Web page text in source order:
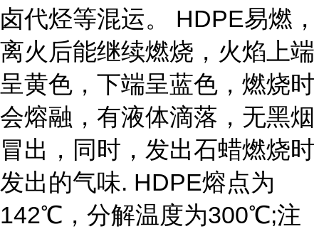
卤代烃等混运。 HDPE易燃，
离火后能继续燃烧，火焰上端
呈黄色，下端呈蓝色，燃烧时
会熔融，有液体滴落，无黑烟
冒出，同时，发出石蜡燃烧时
发出的气味. HDPE熔点为
142℃，分解温度为300℃;注